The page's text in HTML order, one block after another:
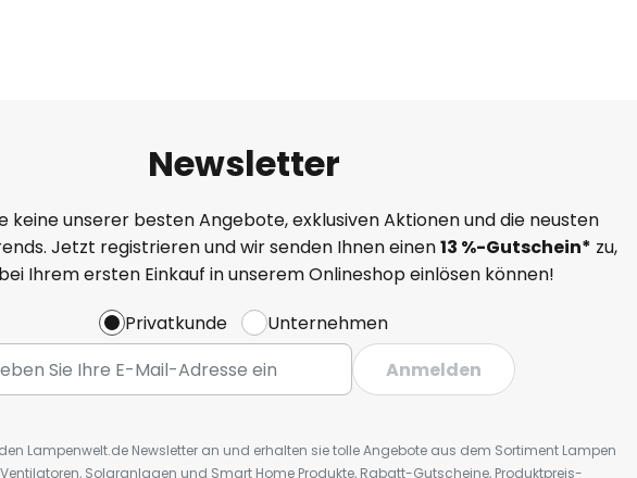
Newsletter
keine unserer besten Angebote, exklusiven Aktionen und die neusten
Jetzt registrieren und wir senden Ihnen einen13 %-Gutschein* zu,
Ihrem ersten Einkauf in unserem Onlineshop einlösen können!
Privatkunde
Unternehmen
Anmelden
Lampenwelt.de Newsletter an und erhalten sie tolle Angebote aus dem Sortiment Lampen
Solaranlagen und Smart Home Produkte, Rabatt-Gutscheine, Produktpreis-